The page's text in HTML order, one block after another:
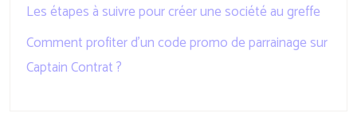
Les étapes à suivre pour créer une société au greffe
Comment profiter d’un code promo de parrainage sur
Captain Contrat ?